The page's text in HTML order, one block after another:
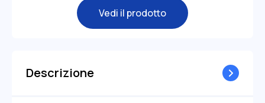
Vedi il prodotto
Descrizione